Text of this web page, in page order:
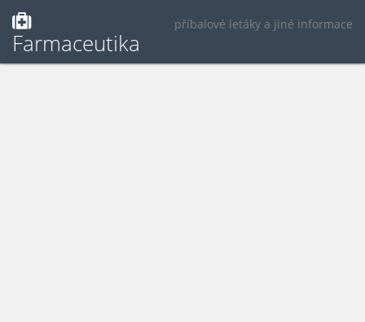
příbalové letáky a jiné informace
Farmaceutika